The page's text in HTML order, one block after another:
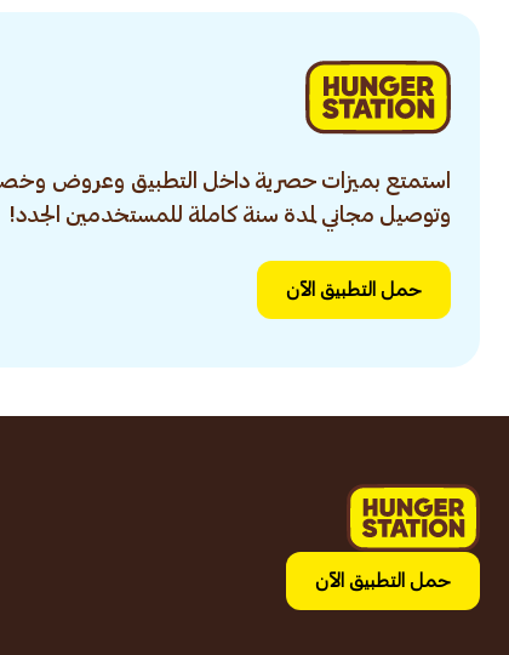
استمتع بميزات حصرية داخل التطبيق وعروض
وتوصيل مجاني لمدة سنة كاملة للمستخدمين الجدد!
حمل التطبيق الآن
حمل التطبيق الآن